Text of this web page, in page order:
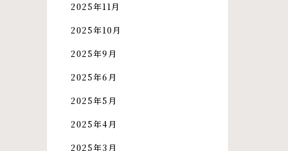
2025年11月
2025年10月
2025年9月
2025年6月
2025年5月
2025年4月
2025年3月